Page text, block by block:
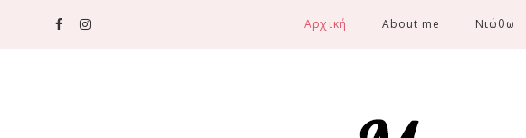
Αρχική About me Νιώθω